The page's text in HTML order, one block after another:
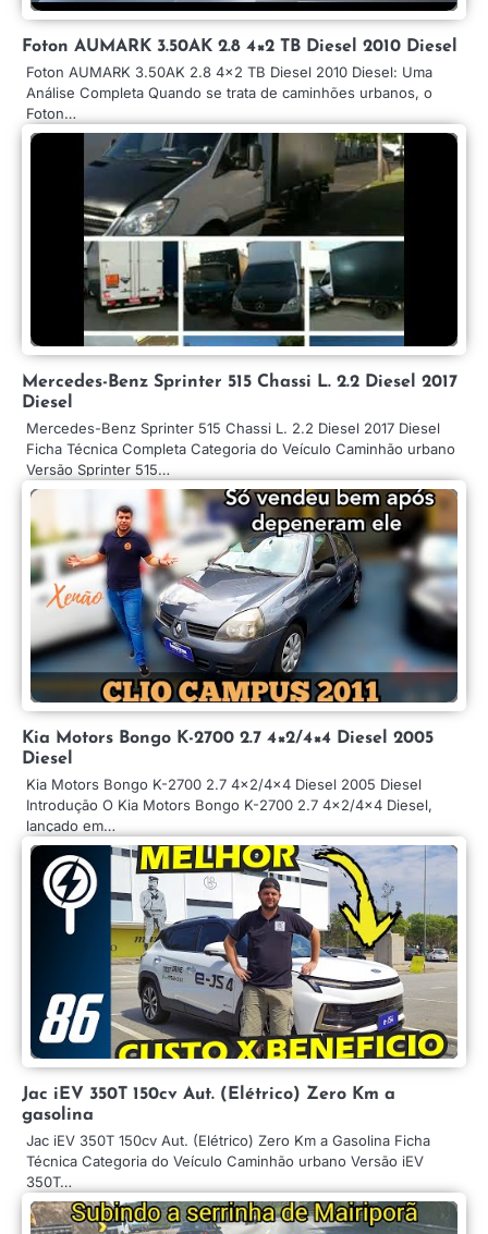
Foton AUMARK 3.50AK 2.8 4×2 TB Diesel 2010 Diesel
Foton AUMARK 3.50AK 2.8 4×2 TB Diesel 2010 Diesel: Uma
Análise Completa Quando se trata de caminhões urbanos, o
Foton…
Mercedes-Benz Sprinter 515 Chassi L. 2.2 Diesel 2017
Diesel
Mercedes-Benz Sprinter 515 Chassi L. 2.2 Diesel 2017 Diesel
Ficha Técnica Completa Categoria do Veículo Caminhão urbano
Versão Sprinter 515…
Kia Motors Bongo K-2700 2.7 4×2/4×4 Diesel 2005
Diesel
Kia Motors Bongo K-2700 2.7 4×2/4×4 Diesel 2005 Diesel
Introdução O Kia Motors Bongo K-2700 2.7 4×2/4×4 Diesel,
lançado em…
Jac iEV 350T 150cv Aut. (Elétrico) Zero Km a
gasolina
Jac iEV 350T 150cv Aut. (Elétrico) Zero Km a Gasolina Ficha
Técnica Categoria do Veículo Caminhão urbano Versão iEV
350T…